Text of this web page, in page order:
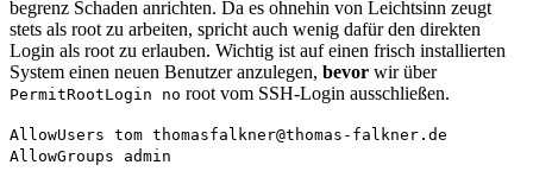
begrenz Schaden anrichten. Da es ohnehin von Leichtsinn zeugt
stets als root zu arbeiten, spricht auch wenig dafür den direkten
Login als root zu erlauben. Wichtig ist auf einen frisch installierten
System einen neuen Benutzer anzulegen, bevor wir über
PermitRootLogin no root vom SSH-Login ausschließen.
AllowUsers tom thomasfalkner@thomas-falkner.de
AllowGroups admin